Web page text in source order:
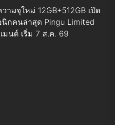
ามจุใหม่ 12GB+512GB เปิด
กคนล่าสุด Pingu Limited
มนต์ เริ่ม 7 ส.ค. 69